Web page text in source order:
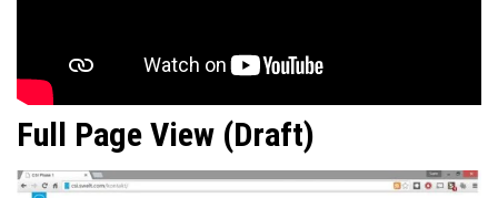
Full Page View (Draft)